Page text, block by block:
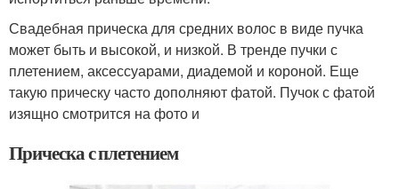
Свадебная прическа для средних волос в виде пучка
может быть и высокой, и низкой. В тренде пучки с
плетением, аксессуарами, диадемой и короной. Еще
такую прическу часто дополняют фатой. Пучок с фатой
изящно смотрится на фото и
Прическа с плетением